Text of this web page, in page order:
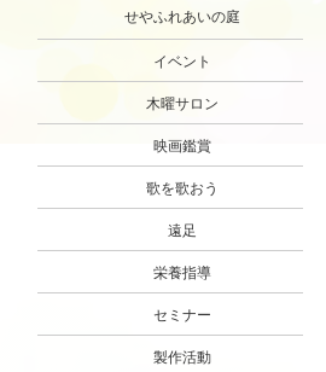
せやふれあいの庭
イベント
木曜サロン
映画鑑賞
歌を歌おう
遠足
栄養指導
セミナー
製作活動